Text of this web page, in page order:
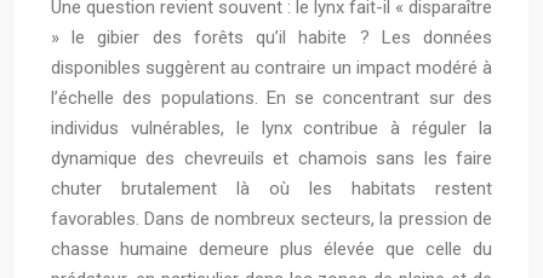
Une question revient souvent : le lynx fait-il « disparaître
» le gibier des forêts qu’il habite ? Les données
disponibles suggèrent au contraire un impact modéré à
l’échelle des populations. En se concentrant sur des
individus vulnérables, le lynx contribue à réguler la
dynamique des chevreuils et chamois sans les faire
chuter brutalement là où les habitats restent
favorables. Dans de nombreux secteurs, la pression de
chasse humaine demeure plus élevée que celle du